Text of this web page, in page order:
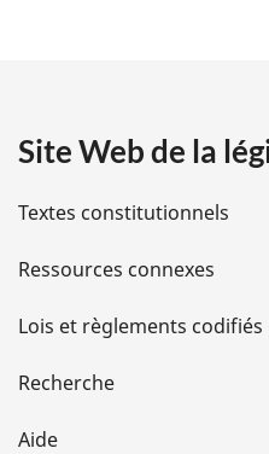
i
l
s
d
e
l
Site Web de la
Textes constitutionnels
Ressources connexes
Lois et règlements codifiés
Recherche
Aide